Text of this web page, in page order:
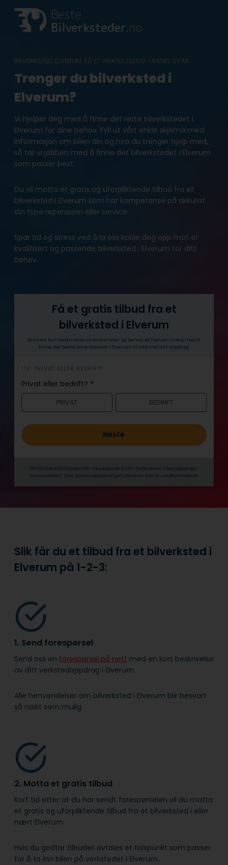
content
BILVERKSTED ELVERUM: FÅ ET GRATIS TILBUD • RASKT SVAR
Trenger du bilverksted i
Elverum?
Vi hjelper deg med å finne det rette bilverkstedet i
Elverum for dine behov. Fyll ut vårt enkle skjema med
informasjon om bilen din og hva du trenger hjelp med,
så tar vi jobben med å finne det bilverkstedet i Elverum
som passer best.
Du vil motta et gratis og uforpliktende tilbud fra et
bilverksted i Elverum som har kompetanse på akkurat
din type reparasjon eller service.
Spar tid og stress ved å la oss koble deg opp mot et
kvalifisert og passende bilverksted i Elverum for ditt
behov.
Få et gratis tilbud fra et
bilverksted i Elverum
Send en kort beskrivelse av dine ønsker og behov, så hjelper vi deg med å
finne det beste bilverkstedet i Elverum til akkurat ditt oppdrag.
h
e
r
1/3: PRIVAT ELLER BEDRIFT?
Privat eller bedrift? *
PRIVAT BEDRIFT
Neste
Din kontaktinformasjon blir utelukkende brukt i forbindelse med oppdrags­
forespørselen. Dine person­­opplysninger utleveres ikke til uvedkommende.
Slik får du et tilbud fra et bilverksted i
Elverum på 1-2-3:
1. Send forespørsel
Send oss en forespørsel på nett med en kort beskrivelse
av ditt verkstedoppdrag i Elverum.
Alle henvendelser om bilverksted i Elverum blir besvart
så raskt som mulig.
2. Motta et gratis tilbud
Kort tid etter at du har sendt forespørselen vil du motta
et gratis og uforpliktende tilbud fra et bilverksted i eller
nært Elverum.
Hvis du godtar tilbudet avtales et tidspunkt som passer
for å ta inn bilen på verkstedet i Elverum.